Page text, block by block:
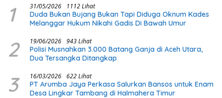
1 31/05/2026 1112 Lihat
Duda Bukan Bujang Bukan Tapi Diduga Oknum Kades
Melanggar Hukum Nikahi Gadis Di Bawah Umur
2 19/06/2026 943 Lihat
Polisi Musnahkan 3.000 Batang Ganja di Aceh Utara,
Dua Tersangka Ditangkap
3 16/03/2026 622 Lihat
PT Arumba Jaya Perkasa Salurkan Bansos untuk Enam
Desa Lingkar Tambang di Halmahera Timur